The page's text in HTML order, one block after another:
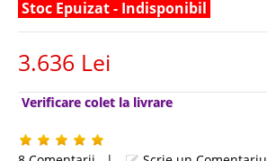
Stoc Epuizat - Indisponibil
3.636 Lei
Verificare colet la livrare